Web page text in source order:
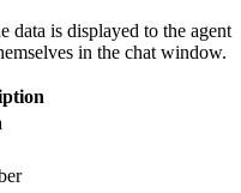
data is displayed to the agent
in the chat window.